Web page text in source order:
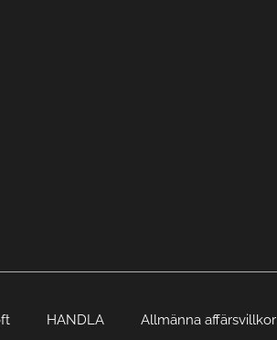
HANDLA Allmänna affärsvillkor